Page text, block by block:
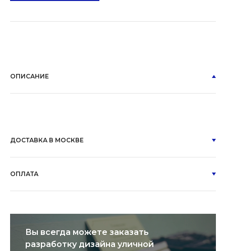
ОПИСАНИЕ
ДОСТАВКА В МОСКВЕ
ОПЛАТА
Вы всегда можете заказать
разработку дизайна уличной